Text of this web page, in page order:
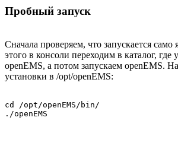
Пробный запуск
Сначала проверяем, что запускается
этого в консоли переходим в каталог, где
openEMS, а потом запускаем openEMS.
установки в /opt/openEMS:
cd /opt/openEMS/bin/